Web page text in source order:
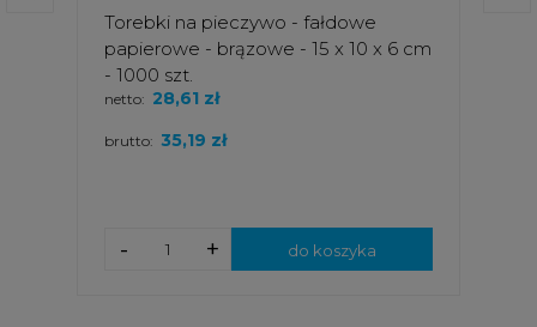
Torebki na pieczywo - fałdowe
papierowe - brązowe - 15 x 10 x 6 cm
- 1000 szt.
brutto: 35,19 zł
netto: 28,61 zł
+
- do koszyka